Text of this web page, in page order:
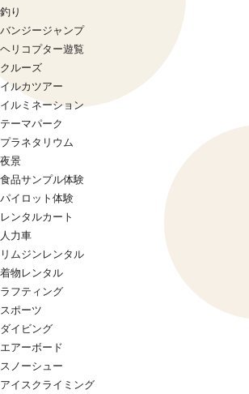
釣り
バンジージャンプ
ヘリコプター遊覧
クルーズ
イルカツアー
イルミネーション
テーマパーク
プラネタリウム
夜景
食品サンプル体験
パイロット体験
レンタルカート
人力車
リムジンレンタル
着物レンタル
ラフティング
スポーツ
ダイビング
エアーボード
スノーシュー
アイスクライミング